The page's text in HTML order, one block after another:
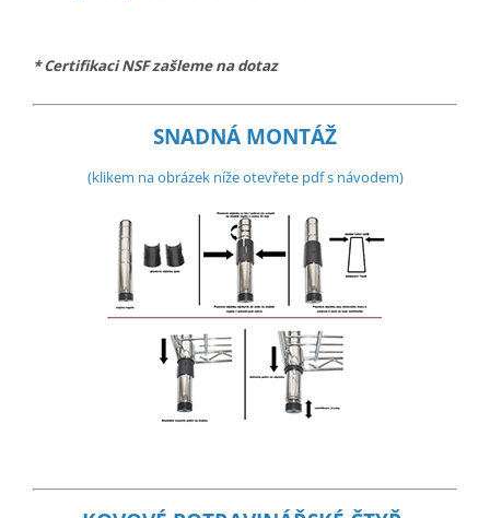
* Certifikaci NSF zašleme na dotaz
SNADNÁ MONTÁŽ
(klikem na obrázek níže otevřete pdf s návodem)